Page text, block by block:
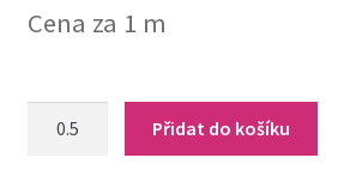
Cena za 1 m
Přidat do košíku